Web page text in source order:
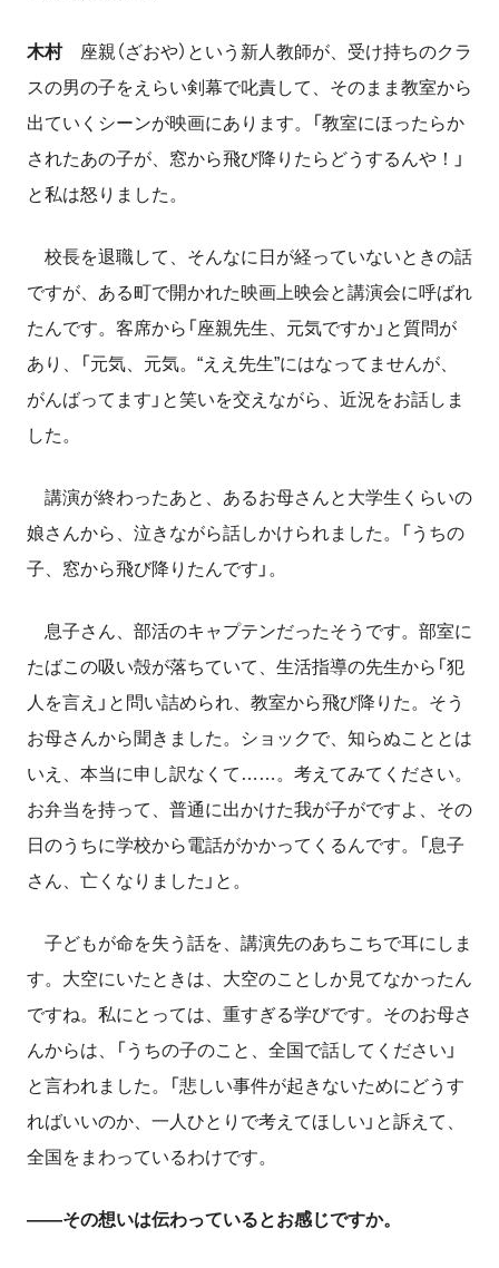
木村座親（ざおや）という新人教師が、受け持ちのクラ
スの男の子をえらい剣幕で叱責して、そのまま教室から
出ていくシーンが映画にあります。「教室にほったらか
されたあの子が、窓から飛び降りたらどうするんや！」
と私は怒りました。
校長を退職して、そんなに日が経っていないときの話
ですが、ある町で開かれた映画上映会と講演会に呼ばれ
たんです。客席から「座親先生、元気ですか」と質問が
あり、「元気、元気。“ええ先生”にはなってませんが、
がんばってます」と笑いを交えながら、近況をお話しま
した。
講演が終わったあと、あるお母さんと大学生くらいの
娘さんから、泣きながら話しかけられました。「うちの
子、窓から飛び降りたんです」。
息子さん、部活のキャプテンだったそうです。部室に
たばこの吸い殻が落ちていて、生活指導の先生から「犯
人を言え」と問い詰められ、教室から飛び降りた。そう
お母さんから聞きました。ショックで、知らぬこととは
いえ、本当に申し訳なくて……。考えてみてください。
お弁当を持って、普通に出かけた我が子がですよ、その
日のうちに学校から電話がかかってくるんです。「息子
さん、亡くなりました」と。
子どもが命を失う話を、講演先のあちこちで耳にしま
す。大空にいたときは、大空のことしか見てなかったん
ですね。私にとっては、重すぎる学びです。そのお母さ
んからは、「うちの子のこと、全国で話してください」
と言われました。「悲しい事件が起きないためにどうす
ればいいのか、一人ひとりで考えてほしい」と訴えて、
全国をまわっているわけです。
――その想いは伝わっているとお感じですか。